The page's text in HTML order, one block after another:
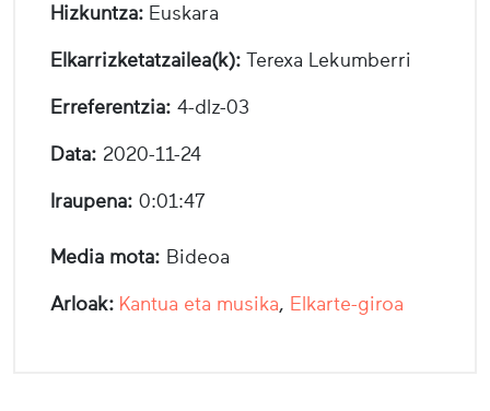
Hizkuntza: Euskara
Elkarrizketatzailea(k): Terexa Lekumberri
Erreferentzia: 4-dlz-03
Data: 2020-11-24
Iraupena: 0:01:47
Media mota: Bideoa
Arloak: Kantua eta musika, Elkarte-giroa